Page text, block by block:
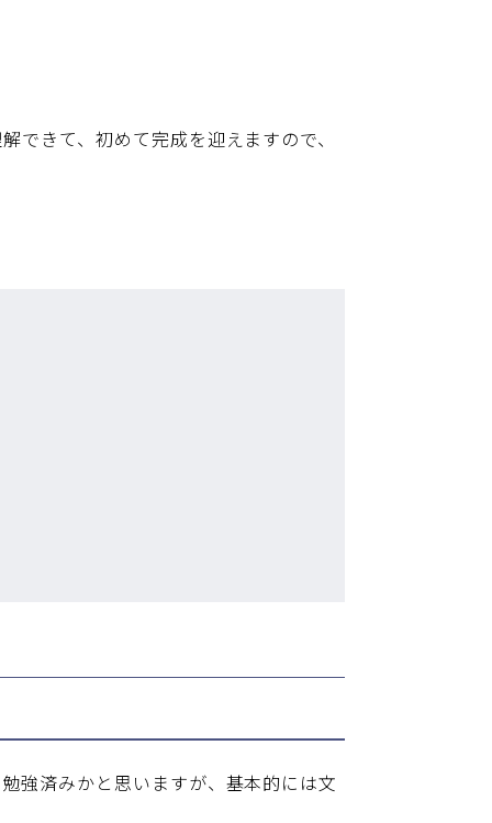
できて、初めて完成を迎えますので、
強済みかと思いますが、基本的には文